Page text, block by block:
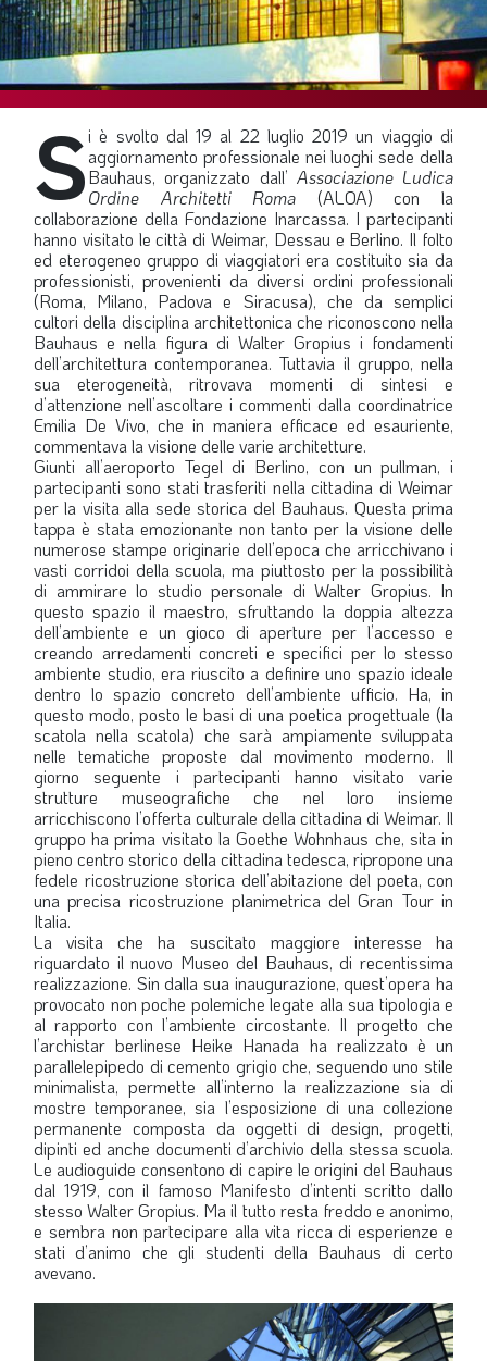
SOMMARIO
EDITORIALE
PREVIDENZA
FOCUS
PROFESSIONE
TERZA PAGINA
LE FOTO DEL FIL ROUGE
IN QUESTO NUMERO
SCENARIO ECONOMICO
SPAZIO APERTO
GOVERNANCE
FONDAZIONE
ASSOCIAZIONI
LA VIGNETTA DI EVASIO
SPECIALE
CAMBIA NUMERO expand_more
Si è svolto dal 19 al 22 luglio 2019 un viaggio di
aggiornamento professionale nei luoghi sede della
Bauhaus, organizzato dall’ Associazione Ludica
Ordine Architetti Roma (ALOA) con la
collaborazione della Fondazione Inarcassa. I partecipanti
hanno visitato le città di Weimar, Dessau e Berlino. Il folto
ed eterogeneo gruppo di viaggiatori era costituito sia da
professionisti, provenienti da diversi ordini professionali
(Roma, Milano, Padova e Siracusa), che da semplici
cultori della disciplina architettonica che riconoscono nella
Bauhaus e nella figura di Walter Gropius i fondamenti
dell’architettura contemporanea. Tuttavia il gruppo, nella
sua eterogeneità, ritrovava momenti di sintesi e
d’attenzione nell’ascoltare i commenti dalla coordinatrice
Emilia De Vivo, che in maniera efficace ed esauriente,
commentava la visione delle varie architetture.
Giunti all’aeroporto Tegel di Berlino, con un pullman, i
partecipanti sono stati trasferiti nella cittadina di Weimar
per la visita alla sede storica del Bauhaus. Questa prima
tappa è stata emozionante non tanto per la visione delle
numerose stampe originarie dell’epoca che arricchivano i
vasti corridoi della scuola, ma piuttosto per la possibilità
di ammirare lo studio personale di Walter Gropius. In
questo spazio il maestro, sfruttando la doppia altezza
dell’ambiente e un gioco di aperture per l’accesso e
creando arredamenti concreti e specifici per lo stesso
ambiente studio, era riuscito a definire uno spazio ideale
dentro lo spazio concreto dell’ambiente ufficio. Ha, in
questo modo, posto le basi di una poetica progettuale (la
scatola nella scatola) che sarà ampiamente sviluppata
nelle tematiche proposte dal movimento moderno. Il
giorno seguente i partecipanti hanno visitato varie
strutture museografiche che nel loro insieme
arricchiscono l’offerta culturale della cittadina di Weimar. Il
gruppo ha prima visitato la Goethe Wohnhaus che, sita in
pieno centro storico della cittadina tedesca, ripropone una
fedele ricostruzione storica dell’abitazione del poeta, con
una precisa ricostruzione planimetrica del Gran Tour in
Italia.
La visita che ha suscitato maggiore interesse ha
riguardato il nuovo Museo del Bauhaus, di recentissima
realizzazione. Sin dalla sua inaugurazione, quest’opera ha
provocato non poche polemiche legate alla sua tipologia e
al rapporto con l’ambiente circostante. Il progetto che
l’archistar berlinese Heike Hanada ha realizzato è un
parallelepipedo di cemento grigio che, seguendo uno stile
minimalista, permette all’interno la realizzazione sia di
mostre temporanee, sia l’esposizione di una collezione
permanente composta da oggetti di design, progetti,
dipinti ed anche documenti d’archivio della stessa scuola.
Le audioguide consentono di capire le origini del Bauhaus
dal 1919, con il famoso Manifesto d’intenti scritto dallo
stesso Walter Gropius. Ma il tutto resta freddo e anonimo,
e sembra non partecipare alla vita ricca di esperienze e
stati d’animo che gli studenti della Bauhaus di certo
avevano.